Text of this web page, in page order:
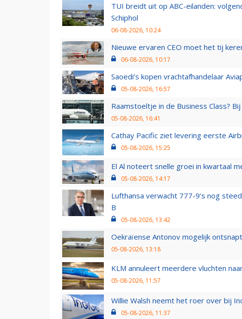
TUI breidt uit op ABC-eilanden:
Schiphol
06-08-2026, 10:24
Nieuwe ervaren CEO moet het tij
06-08-2026, 10:17
Saoedi’s kopen vrachtafhandelaar
05-08-2026, 16:57
Raamstoeltje in de Business Class?
05-08-2026, 16:41
Cathay Pacific ziet levering eerste
05-08-2026, 15:25
El Al noteert snelle groei in kwartaal
05-08-2026, 14:17
Lufthansa verwacht 777-9’s nog
B
05-08-2026, 13:42
Oekraïense Antonov mogelijk
05-08-2026, 13:18
KLM annuleert meerdere vluchten
05-08-2026, 11:57
Willie Walsh neemt het roer over bij
05-08-2026, 11:37